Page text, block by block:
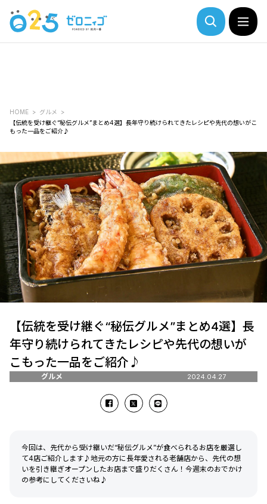
HOME
グルメ
【伝統を受け継ぐ“秘伝グルメ”まとめ4選】長年守り続けられてきたレシピや先代の想いがこ
もった一品をご紹介♪
【伝統を受け継ぐ“秘伝グルメ”まとめ4選】長
年守り続けられてきたレシピや先代の想いが
こもった一品をご紹介♪
グルメ 2024.04.27
今回は、先代から受け継いだ“秘伝グルメ”が食べられるお店を厳選し
て4店ご紹介します♪地元の方に長年愛される老舗店から、先代の想
いを引き継ぎオープンしたお店まで盛りだくさん！今週末のおでかけ
の参考にしてくださいね♪